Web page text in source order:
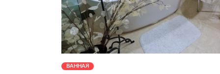
ВАННАЯ